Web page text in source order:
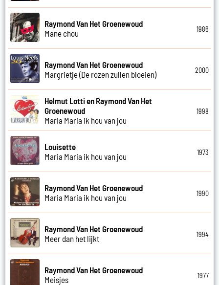
Raymond Van Het Groenewoud
Mane chou
1986
Raymond Van Het Groenewoud
Margrietje (De rozen zullen bloeien)
2000
Helmut Lotti en Raymond Van Het
Groenewoud
Maria Maria ik hou van jou
1998
Louisette
Maria Maria ik hou van jou
1973
Raymond Van Het Groenewoud
Maria Maria ik hou van jou
1990
Raymond Van Het Groenewoud
Meer dan het lijkt
1994
Raymond Van Het Groenewoud
Meisjes
1977